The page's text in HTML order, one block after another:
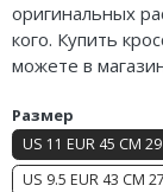
оригинальных
кого. Купить
можете в
Размер
US 11 EUR 45 CM 29
US 9.5 EUR 43 CM
Air Jordan 5
Air Jordan 6
Air Jordan 7
Air Jordan 10
Nike Air
Nike Sabrina
Nike A’ja
Nike ST